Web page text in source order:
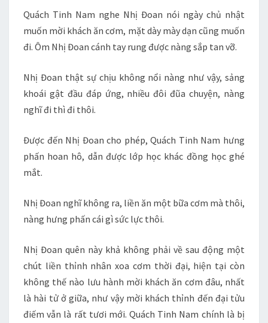
Quách Tinh Nam nghe Nhị Đoan nói ngày chủ nhật
muốn mời khách ăn cơm, mặt dày mày dạn cũng muốn
đi. Ôm Nhị Đoan cánh tay rung được nàng sắp tan vỡ.
Nhị Đoan thật sự chịu không nổi nàng như vậy, sảng
khoái gật đầu đáp ứng, nhiều đôi đũa chuyện, nàng
nghĩ đi thì đi thôi.
Được đến Nhị Đoan cho phép, Quách Tinh Nam hưng
phấn hoan hô, dẫn được lớp học khác đồng học ghé
mắt.
Nhị Đoan nghĩ không ra, liền ăn một bữa cơm mà thôi,
nàng hưng phấn cái gì sức lực thôi.
Nhị Đoan quên này khả không phải về sau động một
chút liền thỉnh nhân xoa cơm thời đại, hiện tại còn
không thế nào lưu hành mời khách ăn cơm đâu, nhất
là hài tử ở giữa, như vậy mời khách thỉnh đến đại tửu
điếm vẫn là rất tươi mới. Quách Tinh Nam chính là bị